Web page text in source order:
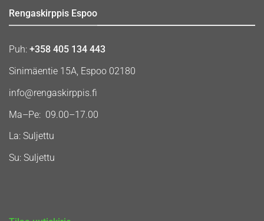
Rengaskirppis Espoo
Puh: +358 405 134 443
Sinimäentie 15A, Espoo 02180
info@rengaskirppis.fi
Ma–Pe: 09.00–17.00
La: Suljettu
Su: Suljettu